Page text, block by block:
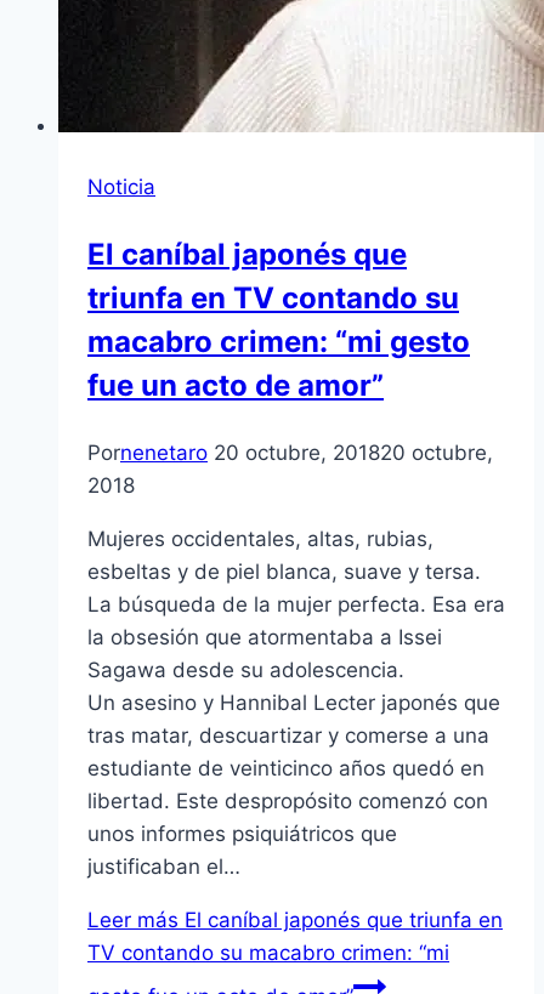
Noticia
El caníbal japonés que
triunfa en TV contando su
macabro crimen: “mi gesto
fue un acto de amor”
Pornenetaro 20 octubre, 201820 octubre,
2018
Mujeres occidentales, altas, rubias,
esbeltas y de piel blanca, suave y tersa.
La búsqueda de la mujer perfecta. Esa era
la obsesión que atormentaba a Issei
Sagawa desde su adolescencia.
Un asesino y Hannibal Lecter japonés que
tras matar, descuartizar y comerse a una
estudiante de veinticinco años quedó en
libertad. Este despropósito comenzó con
unos informes psiquiátricos que
justificaban el…
Leer más El caníbal japonés que triunfa en
TV contando su macabro crimen: “mi